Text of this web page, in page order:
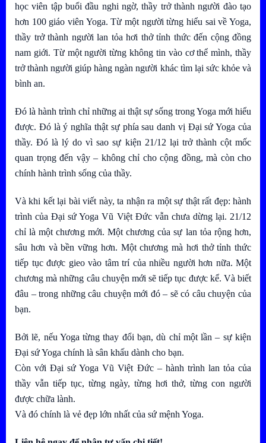
học viên tập buổi đầu nghi ngờ, thầy trở thành người đào tạo
hơn 100 giáo viên Yoga. Từ một người từng hiểu sai về Yoga,
thầy trở thành người lan tỏa hơi thở tỉnh thức đến cộng đồng
nam giới. Từ một người từng không tin vào cơ thể mình, thầy
trở thành người giúp hàng ngàn người khác tìm lại sức khỏe và
bình an.
Đó là hành trình chỉ những ai thật sự sống trong Yoga mới hiểu
được. Đó là ý nghĩa thật sự phía sau danh vị Đại sứ Yoga của
thầy. Đó là lý do vì sao sự kiện 21/12 lại trở thành cột mốc
quan trọng đến vậy – không chỉ cho cộng đồng, mà còn cho
chính hành trình sống của thầy.
Và khi kết lại bài viết này, ta nhận ra một sự thật rất đẹp: hành
trình củaĐại sứ Yoga Vũ Việt Đứcvẫn chưa dừng lại. 21/12
chỉ là một chương mới. Một chương của sự lan tỏa rộng hơn,
sâu hơn và bền vững hơn. Một chương mà hơi thở tỉnh thức
tiếp tục được gieo vào tâm trí của nhiều người hơn nữa. Một
chương mà những câu chuyện mới sẽ tiếp tục được kể. Và biết
đâu – trong những câu chuyện mới đó – sẽ có câu chuyện của
bạn.
Bởi lẽ, nếu Yoga từng thay đổi bạn, dù chỉ một lần – sự kiện
Đại sứ Yoga chính là sân khấu dành cho bạn.
Còn với Đại sứ Yoga Vũ Việt Đức – hành trình lan tỏa của
thầy vẫn tiếp tục, từng ngày, từng hơi thở, từng con người
được chữa lành.
Và đó chính là vẻ đẹp lớn nhất của sứ mệnh Yoga.